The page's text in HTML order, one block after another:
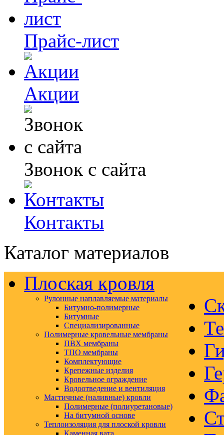
Прайс-лист
Акции
Звонок с сайта
Контакты
Каталог материалов
Плоская кровля
Рулонные наплавляемые материалы
Битумно-полимерные
Битумные
Специализированные
Полимерные кровельные мембраны
ПВХ мембраны
ТПО мембраны
Комплектующие
Крепежные изделия
Кровельное ограждение
Водоотведение и вентиляция
Мастичные (наливные) кровли
Полимерные (полиуретановые)
На битумной основе
Теплоизоляция для плоской кровли
Каменная вата